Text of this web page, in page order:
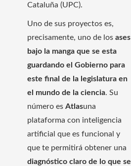
Cataluña (UPC).
Uno de sus proyectos es,
precisamente, uno de los ases
bajo la manga que se esta
guardando el Gobierno para
este final de la legislatura en
el mundo de la ciencia. Su
número es Atlasuna
plataforma con inteligencia
artificial que es funcional y
que te permitirá obtener una
diagnóstico claro de lo que se